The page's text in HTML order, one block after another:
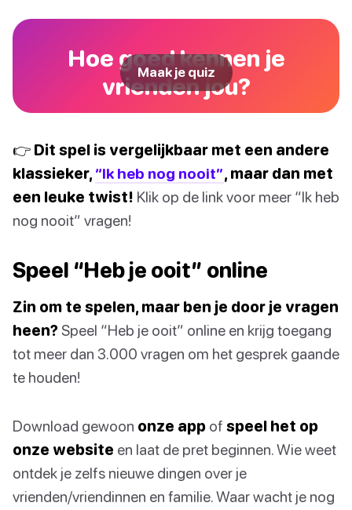
Hoe goed kennen je
vrienden jou?
Maak je quiz
👉 Dit spel is vergelijkbaar met een andere
klassieker, “Ik heb nog nooit”, maar dan met
een leuke twist! Klik op de link voor meer “Ik heb
nog nooit” vragen!
Speel “Heb je ooit” online
Zin om te spelen, maar ben je door je vragen
heen? Speel “Heb je ooit” online en krijg toegang
tot meer dan 3.000 vragen om het gesprek gaande
te houden!
Download gewoon onze app of speel het op
onze website en laat de pret beginnen. Wie weet
ontdek je zelfs nieuwe dingen over je
vrienden/vriendinnen en familie. Waar wacht je nog